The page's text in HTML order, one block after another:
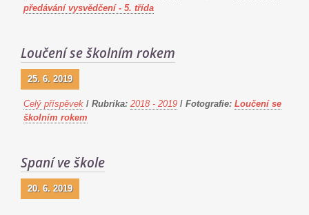
předávání vysvědčení - 5. třída
Loučení se školním rokem
25. 6. 2019
Celý příspěvek / Rubrika: 2018 - 2019 / Fotografie: Loučení se
školním rokem
Spaní ve škole
20. 6. 2019